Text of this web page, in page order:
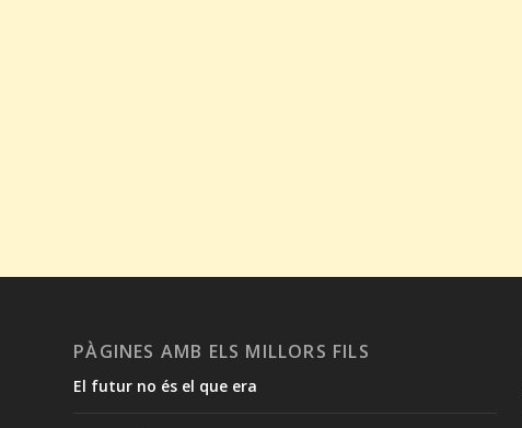
PÀGINES AMB ELS MILLORS FILS
El futur no és el que era